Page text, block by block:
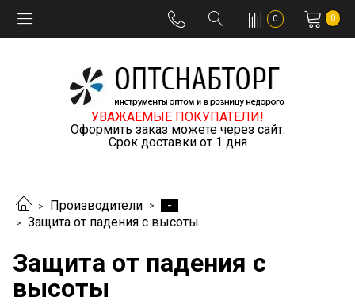
0 0
УВАЖАЕМЫЕ ПОКУПАТЕЛИ!
Оформить заказ можете через сайт.
Срок доставки от 1 дня
Производители
-
Защита от падения с высоты
Защита от падения с
высоты